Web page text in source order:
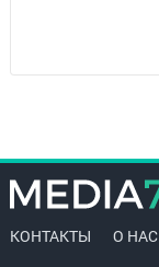
КОНТАКТЫ О НАС